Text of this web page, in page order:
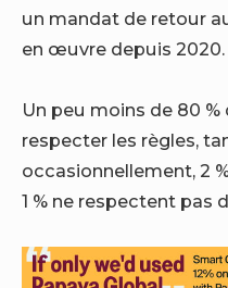
un mandat de retour
en œuvre depuis 2020.
Un peu moins de 80
respecter les règles,
occasionnellement, 2
1 % ne respectent pas